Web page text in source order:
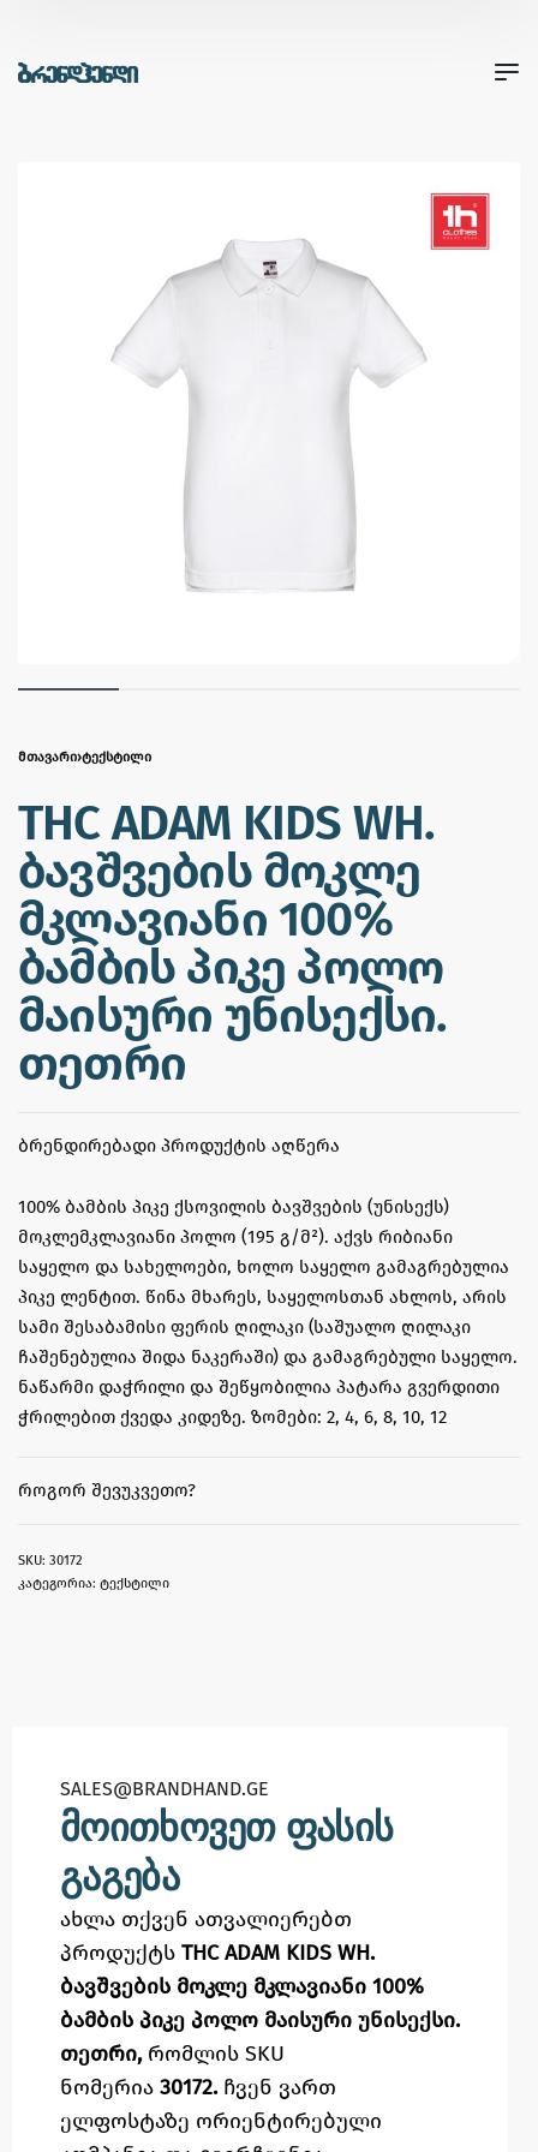
ᲛᲗᲐᲕᲐᲠᲘ›ᲢᲔᲥᲡᲢᲘᲚᲘ
THC ADAM KIDS WH.
ბავშვების მოკლე
მკლავიანი 100%
ბამბის პიკე პოლო
მაისური უნისექსი.
თეთრი
ᲑᲠᲔᲜᲓᲘᲠᲔᲑᲐᲓᲘ ᲞᲠᲝᲓᲣᲥᲢᲘᲡ ᲐᲦᲬᲔᲠᲐ
100% ბამბის პიკე ქსოვილის ბავშვების (უნისექს)
მოკლემკლავიანი პოლო (195 გ/მ²). აქვს რიბიანი
საყელო და სახელოები, ხოლო საყელო გამაგრებულია
პიკე ლენტით. წინა მხარეს, საყელოსთან ახლოს, არის
სამი შესაბამისი ფერის ღილაკი (საშუალო ღილაკი
ჩაშენებულია შიდა ნაკერაში) და გამაგრებული საყელო.
ნაწარმი დაჭრილი და შეწყობილია პატარა გვერდითი
ჭრილებით ქვედა კიდეზე. ზომები: 2, 4, 6, 8, 10, 12
ᲠᲝᲒᲝᲠ ᲨᲔᲕᲣᲙᲕᲔᲗᲝ?
30172
კატეგორია: ტექსტილი
SALES@BRANDHAND.GE​
მოითხოვეთ ფასის
გაგება
ახლა თქვენ ათვალიერებთ
პროდუქტს THC ADAM KIDS WH.
ბავშვების მოკლე მკლავიანი 100%
ბამბის პიკე პოლო მაისური უნისექსი.
თეთრი, რომლის SKU
ნომერია 30172. ჩვენ ვართ
ელფოსტაზე ორიენტირებული